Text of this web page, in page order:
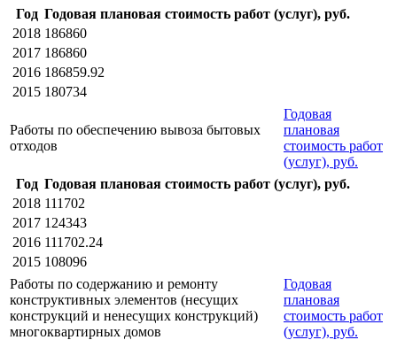
Год Годовая плановая стоимость работ (услуг), руб.
2018 186860
2017 186860
2016 186859.92
2015 180734
Работы по обеспечению вывоза бытовых
отходов
Годовая
плановая
стоимость работ
(услуг), руб.
Год Годовая плановая стоимость работ (услуг), руб.
2018 111702
2017 124343
2016 111702.24
2015 108096
Работы по содержанию и ремонту
конструктивных элементов (несущих
конструкций и ненесущих конструкций)
многоквартирных домов
Годовая
плановая
стоимость работ
(услуг), руб.